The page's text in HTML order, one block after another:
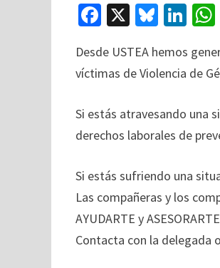
Fa
b
o
o
k
X
Bl
es
ky
Li
ke
dI
n
Desde USTEA hemos
víctimas de Violencia de
Si estás atravesando una
derechos laborales de
Si estás sufriendo una
Las compañeras y los
AYUDARTE y
Contacta con la delegada